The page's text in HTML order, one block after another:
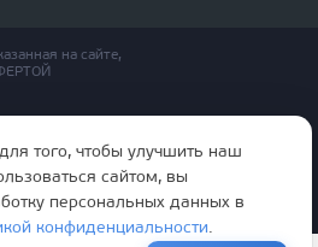
на сайте,
и межкомнатных дверей
данных
данных
того, чтобы улучшить наш
сайтом, вы
персональных данных в
конфиденциальности.